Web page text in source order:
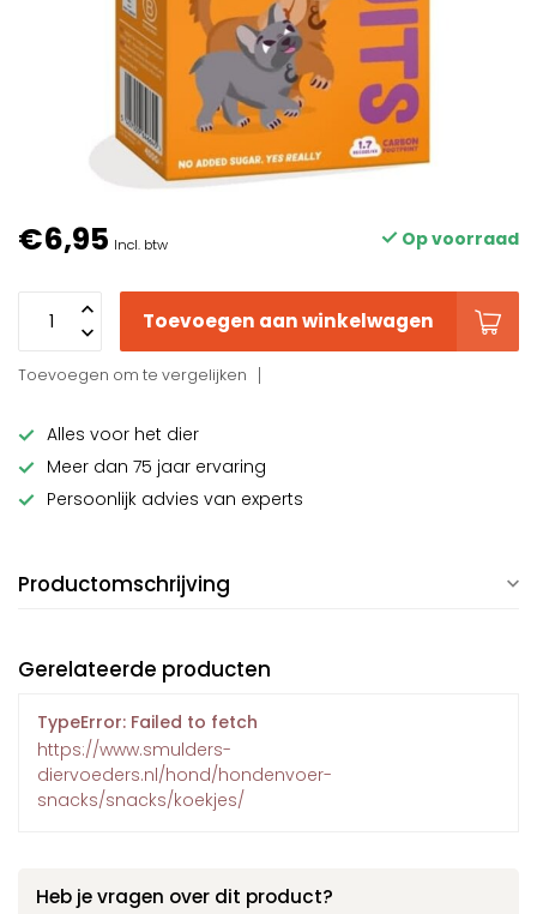
€6,95 Incl. btw Op voorraad
Toevoegen aan winkelwagen
Toevoegen om te vergelijken
Alles voor het dier
Meer dan 75 jaar ervaring
Persoonlijk advies van experts
Productomschrijving
Gerelateerde producten
TypeError: Failed to fetch
https://www.smulders-
diervoeders.nl/hond/hondenvoer-
snacks/snacks/koekjes/
Heb je vragen over dit product?